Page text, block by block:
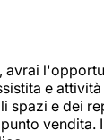
e
e dei